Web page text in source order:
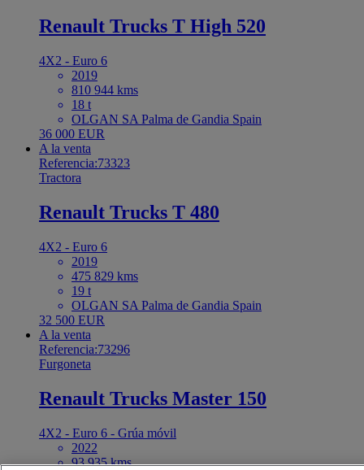
Renault Trucks T High 520
4X2 - Euro 6
2019
810 944 kms
18 t
OLGAN SA Palma de Gandia Spain
36 000 EUR
A la venta
Referencia:73323
Tractora
Renault Trucks T 480
4X2 - Euro 6
2019
475 829 kms
19 t
OLGAN SA Palma de Gandia Spain
32 500 EUR
A la venta
Referencia:73296
Furgoneta
Renault Trucks Master 150
4X2 - Euro 6 - Grúa móvil
2022
93 935 kms